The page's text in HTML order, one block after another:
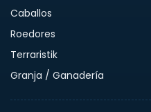
Caballos
Roedores
Terraristik
Granja / Ganadería